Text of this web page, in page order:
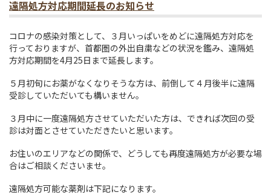
遠隔処方対応期間延長のお知らせ
コロナの感染対策として、３月いっぱいをめどに遠隔処方対応を
行っておりますが、首都圏の外出自粛などの状況を鑑み、遠隔処
方対応期間を4月25日まで延長します。
５月初旬にお薬がなくなりそうな方は、前倒して４月後半に遠隔
受診していただいても構いません。
３月中に一度遠隔処方させていただいた方は、できれば次回の受
診は対面とさせていただきたいと思います。
お住いのエリアなどの関係で、どうしても再度遠隔処方が必要な場
合はご相談くださいませ。
遠隔処方可能な薬剤は下記になります。